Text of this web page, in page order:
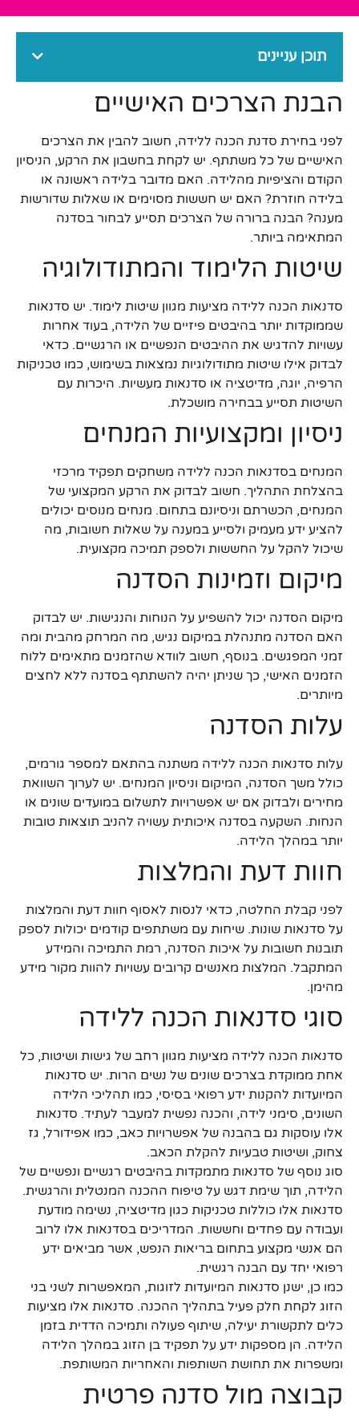
תוכן עניינים
הבנת הצרכים האישיים
לפני בחירת סדנת הכנה ללידה, חשוב להבין את הצרכים
האישיים של כל משתתף. יש לקחת בחשבון את הרקע, הניסיון
הקודם והציפיות מהלידה. האם מדובר בלידה ראשונה או
בלידה חוזרת? האם יש חששות מסוימים או שאלות שדורשות
מענה? הבנה ברורה של הצרכים תסייע לבחור בסדנה
המתאימה ביותר.
שיטות הלימוד והמתודולוגיה
סדנאות הכנה ללידה מציעות מגוון שיטות לימוד. יש סדנאות
שממוקדות יותר בהיבטים פיזיים של הלידה, בעוד אחרות
עשויות להדגיש את ההיבטים הנפשיים או הרגשיים. כדאי
לבדוק אילו שיטות מתודולוגיות נמצאות בשימוש, כמו טכניקות
הרפיה, יוגה, מדיטציה או סדנאות מעשיות. היכרות עם
השיטות תסייע בבחירה מושכלת.
ניסיון ומקצועיות המנחים
המנחים בסדנאות הכנה ללידה משחקים תפקיד מרכזי
בהצלחת התהליך. חשוב לבדוק את הרקע המקצועי של
המנחים, הכשרתם וניסיונם בתחום. מנחים מנוסים יכולים
להציע ידע מעמיק ולסייע במענה על שאלות חשובות, מה
שיכול להקל על החששות ולספק תמיכה מקצועית.
מיקום וזמינות הסדנה
מיקום הסדנה יכול להשפיע על הנוחות והנגישות. יש לבדוק
האם הסדנה מתנהלת במיקום נגיש, מה המרחק מהבית ומה
זמני המפגשים. בנוסף, חשוב לוודא שהזמנים מתאימים ללוח
הזמנים האישי, כך שניתן יהיה להשתתף בסדנה ללא לחצים
מיותרים.
עלות הסדנה
עלות סדנאות הכנה ללידה משתנה בהתאם למספר גורמים,
כולל משך הסדנה, המיקום וניסיון המנחים. יש לערוך השוואת
מחירים ולבדוק אם יש אפשרויות לתשלום במועדים שונים או
הנחות. השקעה בסדנה איכותית עשויה להניב תוצאות טובות
יותר במהלך הלידה.
חוות דעת והמלצות
לפני קבלת החלטה, כדאי לנסות לאסוף חוות דעת והמלצות
על סדנאות שונות. שיחות עם משתתפים קודמים יכולות לספק
תובנות חשובות על איכות הסדנה, רמת התמיכה והמידע
המתקבל. המלצות מאנשים קרובים עשויות להוות מקור מידע
מהימן.
סוגי סדנאות הכנה ללידה
סדנאות הכנה ללידה מציעות מגוון רחב של גישות ושיטות, כל
אחת ממוקדת בצרכים שונים של נשים הרות. יש סדנאות
המיועדות להקנות ידע רפואי בסיסי, כמו תהליכי הלידה
השונים, סימני לידה, והכנה נפשית למעבר לעתיד. סדנאות
אלו עוסקות גם בהבנה של אפשרויות כאב, כמו אפידורל, גז
צחוק, ושיטות טבעיות להקלת הכאב.
סוג נוסף של סדנאות מתמקדות בהיבטים רגשיים ונפשיים של
הלידה, תוך שימת דגש על טיפוח ההכנה המנטלית והרגשית.
סדנאות אלו כוללות טכניקות כגון מדיטציה, נשימה מודעת
ועבודה עם פחדים וחששות. המדריכים בסדנאות אלו לרוב
הם אנשי מקצוע בתחום בריאות הנפש, אשר מביאים ידע
רפואי יחד עם הבנה רגשית.
כמו כן, ישנן סדנאות המיועדות לזוגות, המאפשרות לשני בני
הזוג לקחת חלק פעיל בתהליך ההכנה. סדנאות אלו מציעות
כלים לתקשורת יעילה, שיתוף פעולה ותמיכה הדדית בזמן
הלידה. הן מספקות ידע על תפקיד בן הזוג במהלך הלידה
ומשפרות את תחושת השותפות והאחריות המשותפת.
קבוצה מול סדנה פרטית